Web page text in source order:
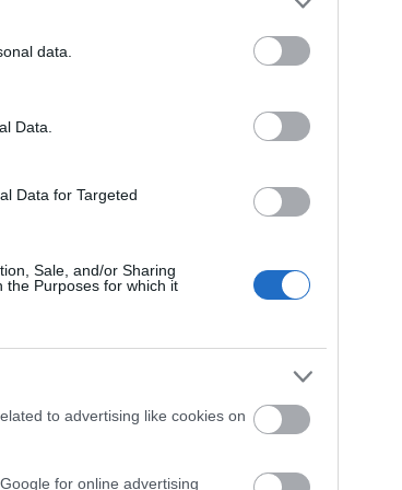
data.
Data.
Data for Targeted
Sale, and/or Sharing
the Purposes for which it
to advertising like cookies on
for online advertising
előbbit a
Igazgatósága
megkezdődött
katonák fél
Múzeum
tömegsírjainak
- így a legújabb
be a jövőben a